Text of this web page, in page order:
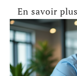
En savoir plus